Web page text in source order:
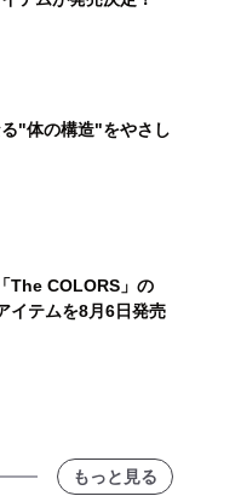
"体の構造"をやさし
The COLORS」の
イテムを8月6日発売
もっと見る